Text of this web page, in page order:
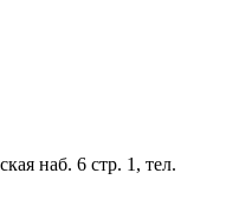
наб. 6 стр. 1, тел.